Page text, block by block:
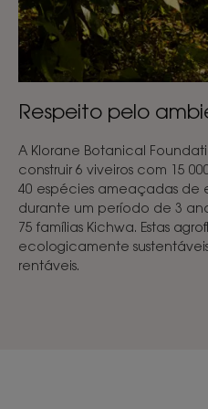
Respeito pelo
A Klorane Botanical
construir 6 viveiros com 15
40 espécies ameaçadas de
durante um período de 3
75 famílias Kichwa. Estas
ecologicamente
rentáveis.